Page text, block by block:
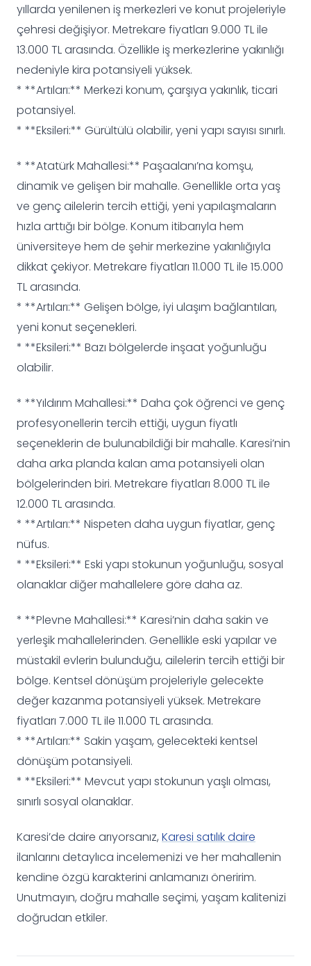
yıllarda yenilenen iş merkezleri ve konut projeleriyle
çehresi değişiyor. Metrekare fiyatları 9.000 TL ile
13.000 TL arasında. Özellikle iş merkezlerine yakınlığı
nedeniyle kira potansiyeli yüksek.
* **Artıları:** Merkezi konum, çarşıya yakınlık, ticari
potansiyel.
* **Eksileri:** Gürültülü olabilir, yeni yapı sayısı sınırlı.
* **Atatürk Mahallesi:** Paşaalanı’na komşu,
dinamik ve gelişen bir mahalle. Genellikle orta yaş
ve genç ailelerin tercih ettiği, yeni yapılaşmaların
hızla arttığı bir bölge. Konum itibarıyla hem
üniversiteye hem de şehir merkezine yakınlığıyla
dikkat çekiyor. Metrekare fiyatları 11.000 TL ile 15.000
TL arasında.
* **Artıları:** Gelişen bölge, iyi ulaşım bağlantıları,
yeni konut seçenekleri.
* **Eksileri:** Bazı bölgelerde inşaat yoğunluğu
olabilir.
* **Yıldırım Mahallesi:** Daha çok öğrenci ve genç
profesyonellerin tercih ettiği, uygun fiyatlı
seçeneklerin de bulunabildiği bir mahalle. Karesi’nin
daha arka planda kalan ama potansiyeli olan
bölgelerinden biri. Metrekare fiyatları 8.000 TL ile
12.000 TL arasında.
* **Artıları:** Nispeten daha uygun fiyatlar, genç
nüfus.
* **Eksileri:** Eski yapı stokunun yoğunluğu, sosyal
olanaklar diğer mahallelere göre daha az.
* **Plevne Mahallesi:** Karesi’nin daha sakin ve
yerleşik mahallelerinden. Genellikle eski yapılar ve
müstakil evlerin bulunduğu, ailelerin tercih ettiği bir
bölge. Kentsel dönüşüm projeleriyle gelecekte
değer kazanma potansiyeli yüksek. Metrekare
fiyatları 7.000 TL ile 11.000 TL arasında.
* **Artıları:** Sakin yaşam, gelecekteki kentsel
dönüşüm potansiyeli.
* **Eksileri:** Mevcut yapı stokunun yaşlı olması,
sınırlı sosyal olanaklar.
Karesi’de daire arıyorsanız, Karesi satılık daire
ilanlarını detaylıca incelemenizi ve her mahallenin
kendine özgü karakterini anlamanızı öneririm.
Unutmayın, doğru mahalle seçimi, yaşam kalitenizi
doğrudan etkiler.